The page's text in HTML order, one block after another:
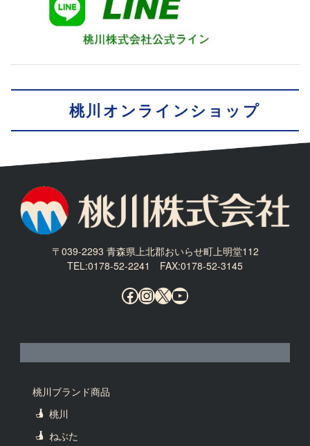
桃川オンラインショップ
〒039-2293 青森県上北郡おいらせ町上明堂112
TEL:0178-52-2241 FAX:0178-52-3145
Facebook
Instagram
X YouTube
桃川ブランド商品
桃川
ねぶた